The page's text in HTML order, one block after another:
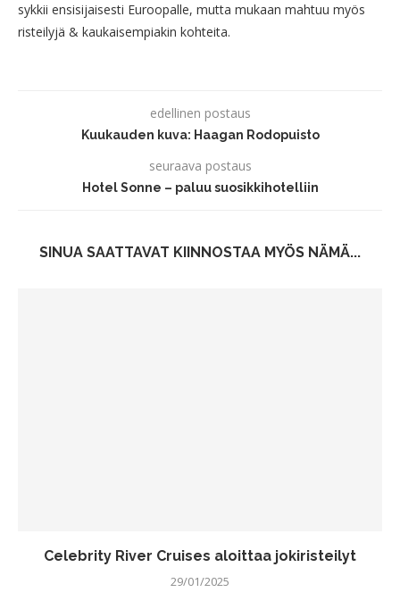
sykkii ensisijaisesti Euroopalle, mutta mukaan mahtuu myös
risteilyjä & kaukaisempiakin kohteita.
edellinen postaus
Kuukauden kuva: Haagan Rodopuisto
seuraava postaus
Hotel Sonne – paluu suosikkihotelliin
SINUA SAATTAVAT KIINNOSTAA MYÖS NÄMÄ...
Celebrity River Cruises aloittaa jokiristeilyt
29/01/2025